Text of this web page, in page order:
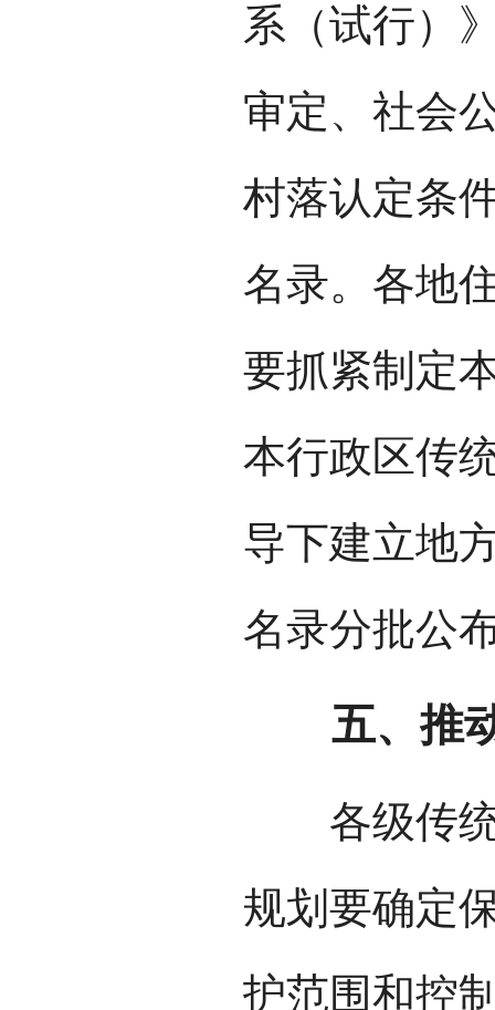
系（试行）
审定、社会
村落认定条
名录。各地
要抓紧制定
本行政区传
导下建立地
名录分批公
五、推动
各级传统
规划要确定
护范围和控